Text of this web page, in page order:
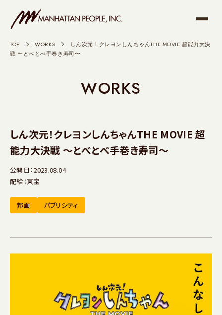
TOP > WORKS >
しん次元！クレヨンしんちゃんTHE MOVIE 超能力大決
戦 〜とべとべ手巻き寿司〜
WORKS
しん次元！クレヨンしんちゃんTHE MOVIE 超
能力大決戦 〜とべとべ手巻き寿司〜
公開日：2023.08.04
配給：東宝
邦画 パブリシティ